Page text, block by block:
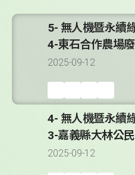
5- 無人機暨永續
4-東石合作農場
2025-09-12
4- 無人機暨永續
3-嘉義縣大林公
2025-09-12